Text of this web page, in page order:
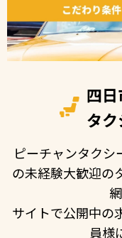
四
タ
ピーチャンタクシ
の未経験大歓迎の
サイトで公開中の
員様